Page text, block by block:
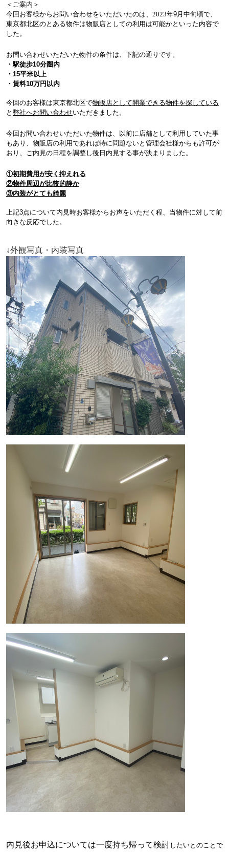
＜ご案内＞
今回お客様からお問い合わせをいただいたのは、 2023年9月中旬頃で、
東京都北区のとある物件は物販店としての利用は可能かといった内容で
した。
お問い合わせいただいた物件の条件は、下記の通りです。
・駅徒歩10分圏内
・15平米以上
・賃料10万円以内
今回のお客様は東京都北区で物販店として開業できる物件を探している
と 弊社へお問い合わせいただきました。
今回お問い合わせいただいた物件は、以前に店舗として利用していた事
もあり、物販店の利用であれば特に問題ないと管理会社様からも許可が
おり、ご内見の日程を調整し後日内見する事が決まりました。
①初期費用が安く抑えれる
②物件周辺が比較的静か
③内装がとても綺麗
上記3点について内見時お客様からお声をいただく程、当物件に対して前
向きな反応でした。
↓外観写真・内装写真
内見後お申込については一度持ち帰って検討したいとのことで